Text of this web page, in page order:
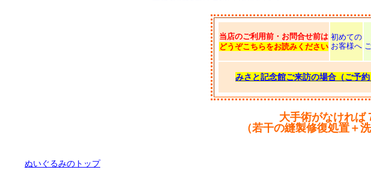
当店のご利用前・お問合せ前は
どうぞこちらをお読みください
初めての
お客様へ
みさと記念館ご来訪の場合（ご予約
大手術がなければ
（若干の縫製修復処置＋
ぬいぐるみのトップ